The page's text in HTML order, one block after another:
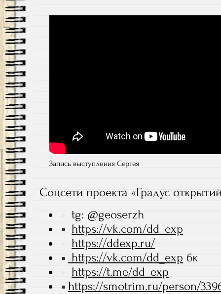
Запись выступления Сергея
Соцсети проекта «Градус
tg: @geoserzh
https://vk.com/dd_exp
https://ddexp.ru/
https://vk.com/dd_exp 6к
https://t.me/dd_exp
https://smotrim.ru/person/